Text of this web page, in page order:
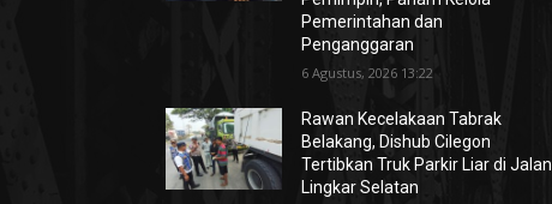
Pemerintahan dan
Penganggaran
6 Agustus, 2026 13:22
Rawan Kecelakaan Tabrak
Belakang, Dishub Cilegon
Tertibkan Truk Parkir Liar di Jalan
Lingkar Selatan